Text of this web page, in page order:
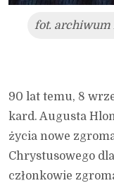
fot. archiwum
90 lat temu, 8
kard. Augusta
życia nowe
Chrystusowego
członkowie